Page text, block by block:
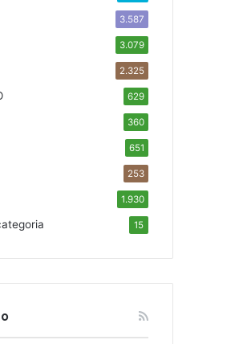
3.587
3.079
2.325
629
360
651
253
1.930
15